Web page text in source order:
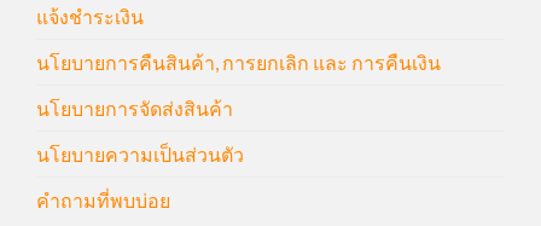
แจ้งชำระเงิน
นโยบายการคืนสินค้า, การยกเลิก และ การคืนเงิน
นโยบายการจัดส่งสินค้า
นโยบายความเป็นส่วนตัว
คำถามที่พบบ่อย